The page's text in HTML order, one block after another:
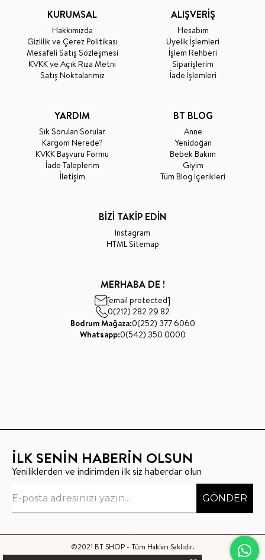
KURUMSAL
Hakkımızda
Gizlilik ve Çerez Politikası
Mesafeli Satış Sözleşmesi
KVKK ve Açık Rıza Metni
Satış Noktalarımız
ALIŞVERİŞ
Hesabım
Üyelik İşlemleri
İşlem Rehberi
Siparişlerim
İade İşlemleri
YARDIM
Sık Sorulan Sorular
Kargom Nerede?
KVKK Başvuru Formu
İade Taleplerim
İletişim
BT BLOG
Anne
Yenidoğan
Bebek Bakım
Giyim
Tüm Blog İçerikleri
BİZİ TAKİP EDİN
Instagram
HTML Sitemap
MERHABA DE !
[email protected]
0(212) 282 29 82
Bodrum Mağaza:0(252) 377 6060
Whatsapp:0(542) 350 0000
İLK SENİN HABERİN OLSUN
Yeniliklerden ve indirimden ilk siz haberdar olun
GÖNDER
©2021 BT SHOP - Tüm Hakları Saklıdır.